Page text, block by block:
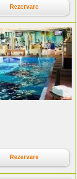
Rezervare
Rezervare